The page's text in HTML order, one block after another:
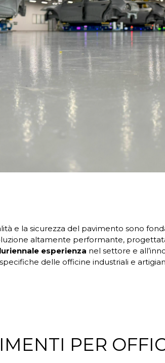
e la sicurezza del pavimento sono
altamente performante,
esperienza nel settore e
delle officine industriali e
PER